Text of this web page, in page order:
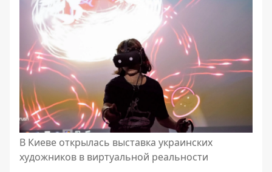
В Киеве открылась выставка украинских
художников в виртуальной реальности